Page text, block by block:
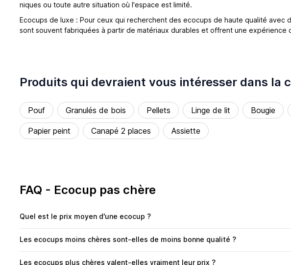
niques ou toute autre situation où l'espace est limité.
Ecocups de luxe : Pour ceux qui recherchent des ecocups de haute qualité avec
sont souvent fabriquées à partir de matériaux durables et offrent une expérience
Produits qui devraient vous intéresser dans la
Pouf Granulés de bois Pellets Linge de lit Bougie
Papier peint Canapé 2 places Assiette
FAQ - Ecocup pas chère
Quel est le prix moyen d'une ecocup ?
Les ecocups moins chères sont-elles de moins bonne qualité ?
Les ecocups plus chères valent-elles vraiment leur prix ?